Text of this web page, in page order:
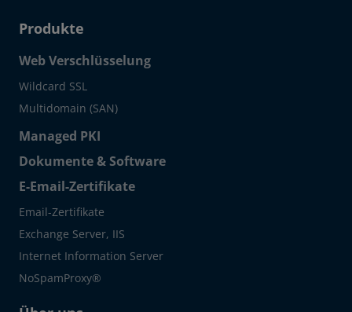
Produkte
Web Verschlüsselung
Wildcard SSL
Multidomain (SAN)
Managed PKI
Dokumente & Software
E-Email-Zertifikate
Email-Zertifikate
Exchange Server, IIS
Internet Information Server
NoSpamProxy®